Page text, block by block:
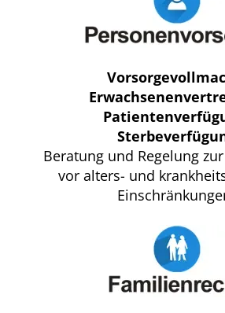
Beratung und Regelung
vor alters- und